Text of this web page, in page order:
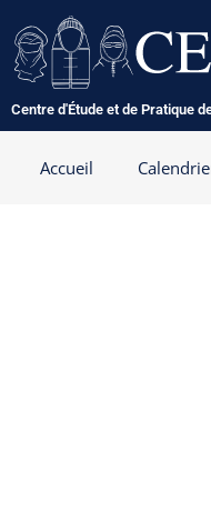
au
contenu
Centre d'Étude et de Pratique
Accueil